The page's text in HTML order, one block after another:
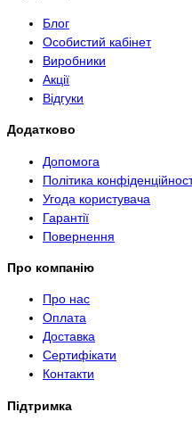
Блог
Особистий кабінет
Виробники
Акції
Відгуки
Додатково
Допомога
Політика
Угода користувача
Гарантії
Повернення
Про компанію
Про нас
Оплата
Доставка
Сертифікати
Контакти
Підтримка